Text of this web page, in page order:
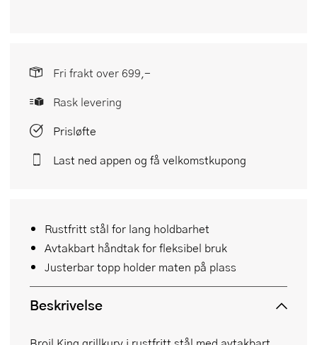
Rustfritt stål for lang holdbarhet
Avtakbart håndtak for fleksibel bruk
Justerbar topp holder maten på plass
Beskrivelse
Fri frakt over 699,-
Rask levering
Prisløfte
Last ned appen og få velkomstkupong